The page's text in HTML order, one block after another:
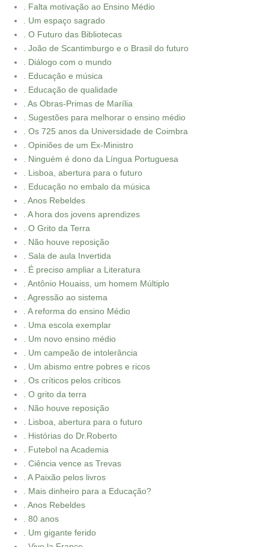
. Falta motivação ao Ensino Médio
. Um espaço sagrado
. O Futuro das Bibliotecas
. João de Scantimburgo e o Brasil do futuro
. Diálogo com o mundo
. Educação e música
. Educação de qualidade
. As Obras-Primas de Marília
. Sugestões para melhorar o ensino médio
. Os 725 anos da Universidade de Coimbra
. Opiniões de um Ex-Ministro
. Ninguém é dono da Língua Portuguesa
. Lisboa, abertura para o futuro
. Educação no embalo da música
. Anos Rebeldes
. A hora dos jovens aprendizes
. O Grito da Terra
. Não houve reposição
. Sala de aula Invertida
. É preciso ampliar a Literatura
. Antônio Houaiss, um homem Múltiplo
. Agressão ao sistema
. A reforma do ensino Médio
. Uma escola exemplar
. Um novo ensino médio
. Um campeão de intolerância
. Um abismo entre pobres e ricos
. Os críticos pelos críticos
. O grito da terra
. Não houve reposição
. Lisboa, abertura para o futuro
. Histórias do Dr.Roberto
. Futebol na Academia
. Ciência vence as Trevas
. A Paixão pelos livros
. Mais dinheiro para a Educação?
. Anos Rebeldes
. 80 anos
. Um gigante ferido